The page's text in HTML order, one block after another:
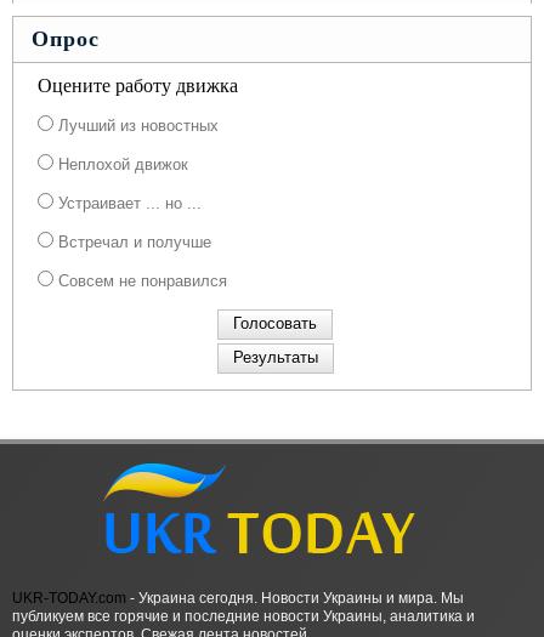
Опрос
Оцените работу движка
Лучший из новостных
Неплохой движок
Устраивает ... но ...
Встречал и получше
Совсем не понравился
UKR-TODAY.com - Украина сегодня. Новости Украины и мира. Мы
публикуем все горячие и последние новости Украины, аналитика и